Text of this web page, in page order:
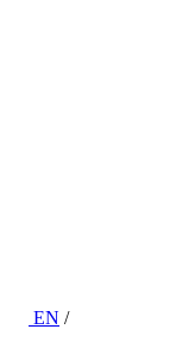
EN /